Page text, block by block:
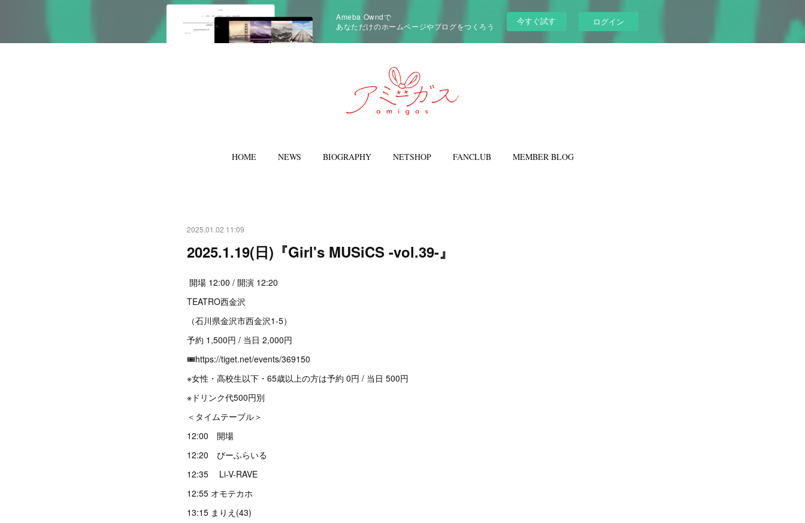
Ameba Owndで
あなただけのホームページやブログをつくろう
今すぐ試す ログイン
HOME NEWS BIOGRAPHY NETSHOP FANCLUB MEMBER BLOG
2025.01.02 11:09
2025.1.19(日)『Girl's MUSiCS -vol.39-』
開場 12:00 / 開演 12:20
TEATRO西金沢
（石川県金沢市西金沢1-5）
予約 1,500円 / 当日 2,000円
🎟https://tiget.net/events/369150
※女性・高校生以下・65歳以上の方は予約 0円 / 当日 500円
※ドリンク代500円別
＜タイムテーブル＞
12:00 開場
12:20 びーふらいる
12:35 Li-V-RAVE
12:55 オモテカホ
13:15 まりえ(43)